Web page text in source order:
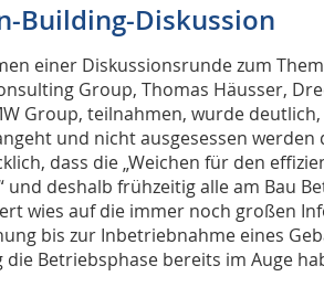
Building-Diskussion
einer Diskussionsrunde zum
Group, Thomas Häus­ser,
Group, teilnahmen, wurde
und nicht ausgesessen
dass die „Weichen für den
und deshalb frühzeitig alle am Bau
wies auf die immer noch großen
bis zur Inbetriebnahme eines
die Betriebsphase bereits im Auge